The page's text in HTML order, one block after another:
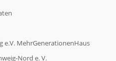
MehrGenerationenHaus
Nord e. V.